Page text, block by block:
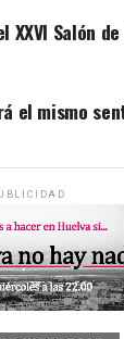
Salón
el mismo